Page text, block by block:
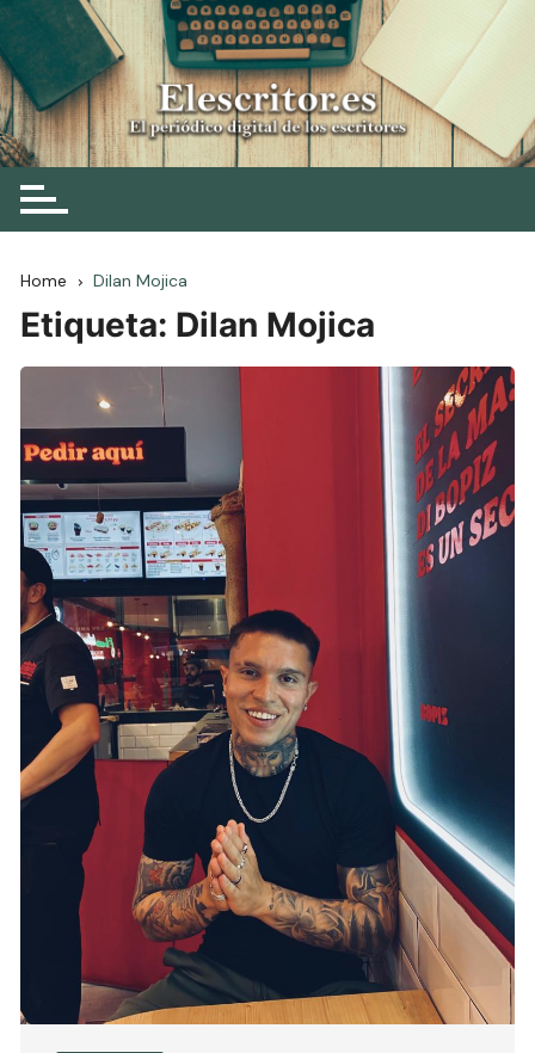
Skip
to
content
Elescritor.es
El periódico digital de los escritores
Home Dilan Mojica
Etiqueta: Dilan Mojica